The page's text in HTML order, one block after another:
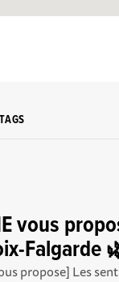
vous
Falgarde
propose] Les